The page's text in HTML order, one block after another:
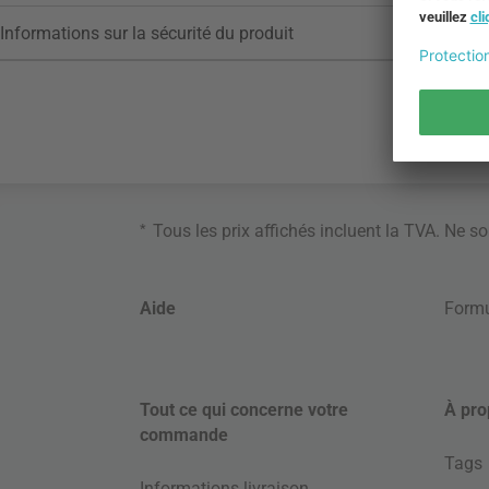
Informations sur la sécurité du produit
* Tous les prix affichés incluent la TVA. Ne
Aide
Tout ce qui concerne votre
commande
À
Tags